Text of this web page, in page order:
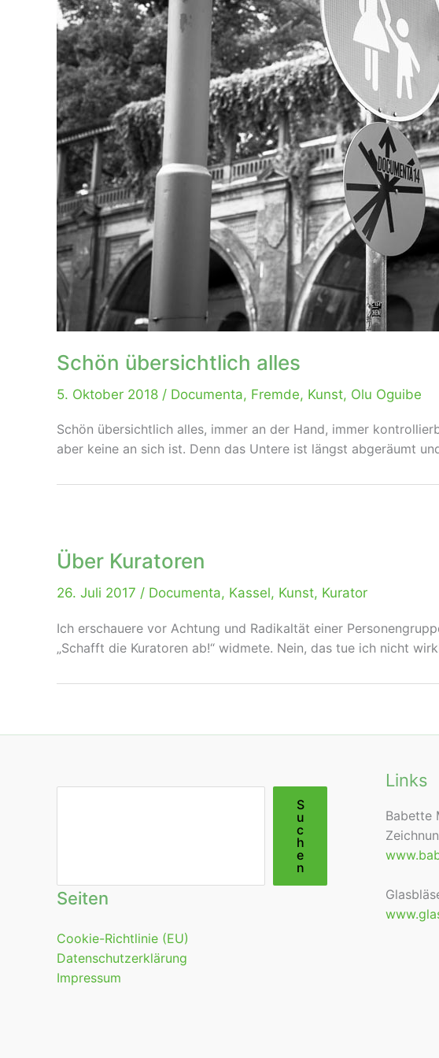
Schön übersichtlich alles
5. Oktober 2018 / Documenta, Fremde, Kunst, Olu Oguibe
Schön übersichtlich alles, immer an der Hand, immer
aber keine an sich ist. Denn das Untere ist längst abgeräumt
Über Kuratoren
26. Juli 2017 / Documenta, Kassel, Kunst, Kurator
Ich erschauere vor Achtung und Radikaltät einer
„Schafft die Kuratoren ab!“ widmete. Nein, das tue ich nicht
S
u
c
h
e
n
Seiten
Cookie-Richtlinie (EU)
Datenschutzerklärung
Impressum
Links
Babette